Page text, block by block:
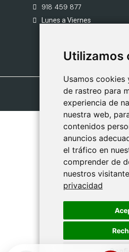
Utilizamos
Usamos cookies
de rastreo para
experiencia de
nuestra web,
contenidos
anuncios
el tráfico en
comprender de
nuestros
privacidad
Utilizamos
Usamos cookies
de rastreo para
experiencia de
nuestra web,
contenidos
anuncios
el tráfico en
comprender de
nuestros
privacidad
918 459 877
Lunes a Viernes